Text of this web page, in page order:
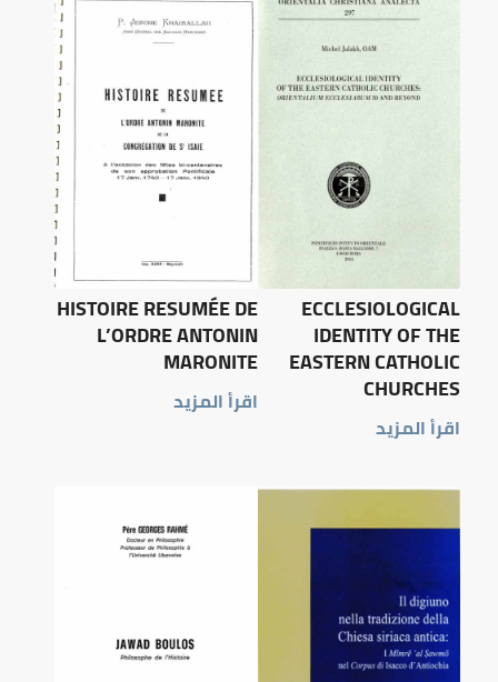
ECCLESIOLOGICAL
IDENTITY OF THE
EASTERN CATHOLIC
CHURCHES
اقرأ المزيد
HISTOIRE RESUMÉE DE
L’ORDRE ANTONIN
MARONITE
اقرأ المزيد